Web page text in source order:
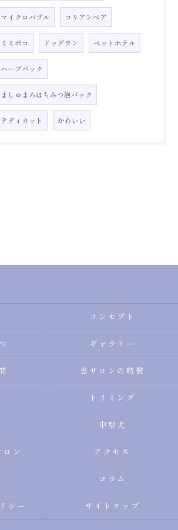
マイクロバブル コリアンベア
ミミポコ ドッグラン ペットホテル
ハーブパック
ましゅまろはちみつ泡パック
テディカット かわいい
コンセプト
ギャラリー
当サロンの特徴
トリミング
中型犬
ン アクセス
コラム
シー サイトマップ